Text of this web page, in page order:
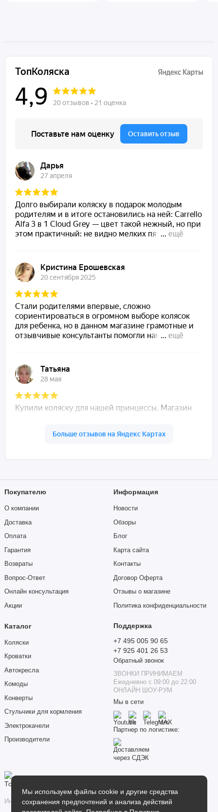
Мы используем файлы cookie и другие средства
сохранения предпочтений и анализа действий
Покупателю
О компании
Доставка
Оплата
Гарантия
Возвраты
Вопрос-Ответ
Онлайн консультация
Акции
Информация
Новости
Обзоры
Блог
Карта сайта
Контакты
Договор Оферта
Отзывы о магазине
Политика конфиденциальности
Каталог
Коляски
Кроватки
Автокресла
Комоды
Конверты
Стульчики для кормления
Электрокачели
Производители
Поддержка
+7 495 005 90 65
+7 925 401 26 53
Обратный звонок
ЗВОНКИ ПРИНИМАЕМ
Ежедневно с 09:00 до 22:00
ОНЛАЙН ШОУ-РУМ
Мы в сети
Партнер по логистике:
Интернет-магазин товаров для детей «Топ Коляска»